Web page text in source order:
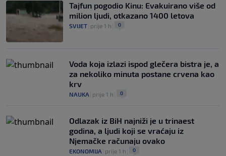
Tajfun pogodio Kinu: Evakuirano više od
milion ljudi, otkazano 1400 letova
SVIJET prije 1 h 0
Voda koja izlazi ispod glečera bistra je, a
za nekoliko minuta postane crvena kao
krv
NAUKA prije 1 h 0
Odlazak iz BiH najniži je u trinaest
godina, a ljudi koji se vraćaju iz
Njemačke računaju ovako
EKONOMIJA prije 1 h 0